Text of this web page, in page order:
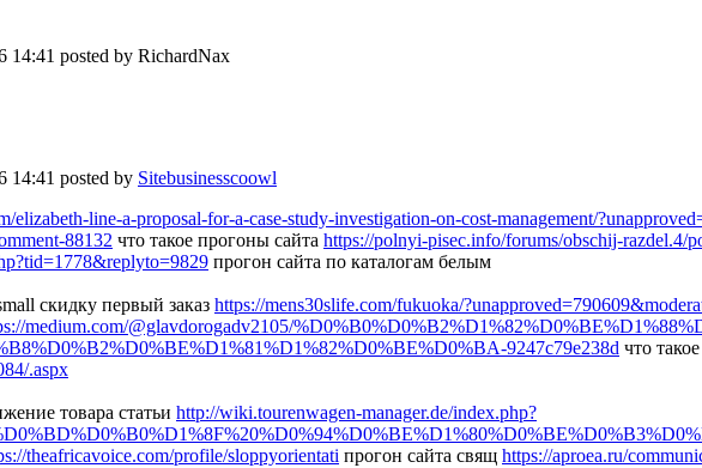
14:41 posted by RichardNax
14:41 posted by Sitebusinesscoowl
elizabeth-line-a-proposal-for-a-case-study-investigation-on-cost-management/
88132 что такое прогоны сайта https://polnyi-pisec.info/forums/obschij-razdel.4/
прогон сайта по каталогам белым
скидку первый заказ https://mens30slife.com/fukuoka/
medium.com/@glavdorogadv2105/
9247c79e238d что
.aspx
товара статьи http://wiki.tourenwagen-manager.de/index.php?
theafricavoice.com/profile/sloppyorientati прогон сайта свящ https://aproea.ru/